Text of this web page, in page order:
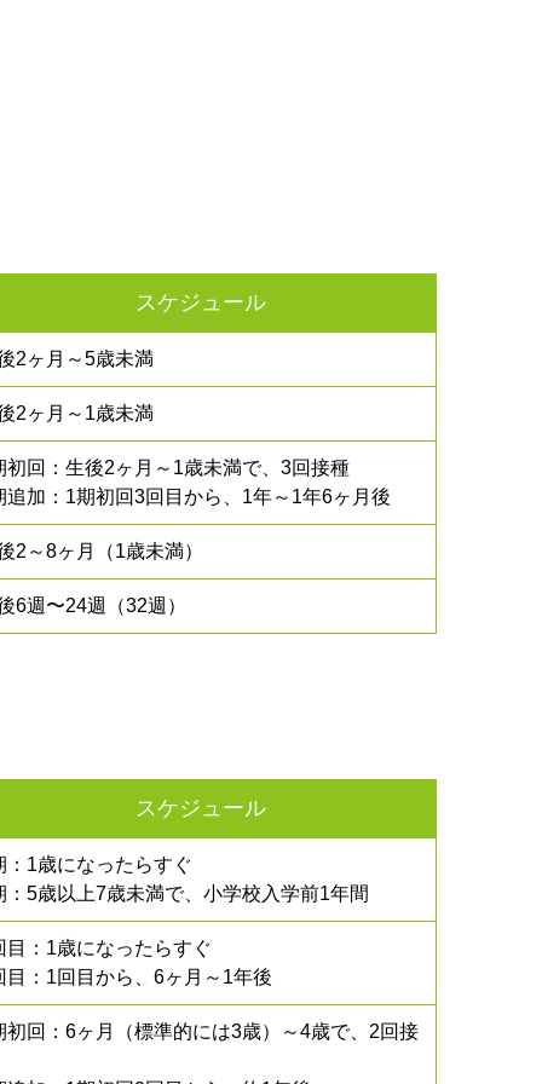
スケジュール
2ヶ月～5歳未満
2ヶ月～1歳未満
初回：生後2ヶ月～1歳未満で、3回接種
追加：1期初回3回目から、1年～1年6ヶ月後
2～8ヶ月（1歳未満）
6週〜24週（32週）
スケジュール
：1歳になったらすぐ
：5歳以上7歳未満で、小学校入学前1年間
目：1歳になったらすぐ
目：1回目から、6ヶ月～1年後
初回：6ヶ月（標準的には3歳）～4歳で、2回接